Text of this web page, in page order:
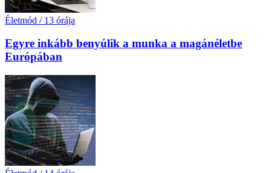
Életmód / 13 órája
Egyre inkább benyúlik a munka a magánéletbe
Európában